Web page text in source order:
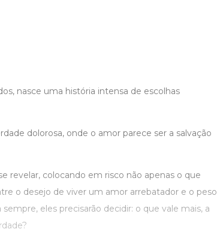
nasce uma história intensa de escolhas
dolorosa, onde o amor parece ser a salvação
revelar, colocando em risco não apenas o que
o desejo de viver um amor arrebatador e o peso
eles precisarão decidir: o que vale mais, a